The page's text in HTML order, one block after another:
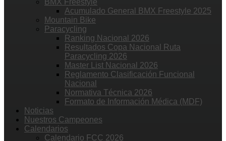
Acumulado General BMX Freestyle 2025
Mountain Bike
Paracycling
Ranking Nacional 2026
Resultados Copa Nacional Ruta
Paracycling 2026
Master List Nacional 2026
Reglamento Clasificación Funcional
Nacional
Normativa Técnica 2026
Formato de Información Médica (MDF)
Noticias
Nuestros Campeones
Calendarios
Calendario FCC 2026